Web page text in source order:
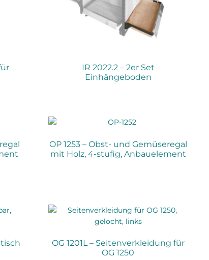
IR 2022.2 – 2er Set
Einhängeboden
OP 1253 – Obst- und Gemüseregal
mit Holz, 4-stufig, Anbauelement
OG 1201L – Seitenverkleidung für
OG 1250